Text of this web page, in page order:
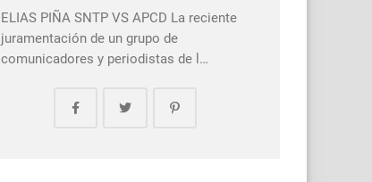
ELIAS PIÑA SNTP VS APCD La reciente
juramentación de un grupo de
comunicadores y periodistas de l…